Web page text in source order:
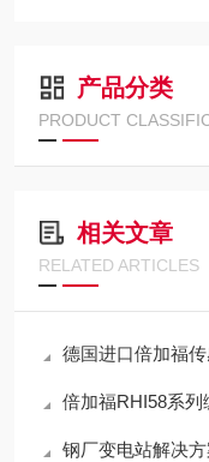
产品分类
PRODUCT
相关文章
RELATED ARTICLES
德国进口倍加福传
倍加福RHI58系列
钢厂变电站解决方